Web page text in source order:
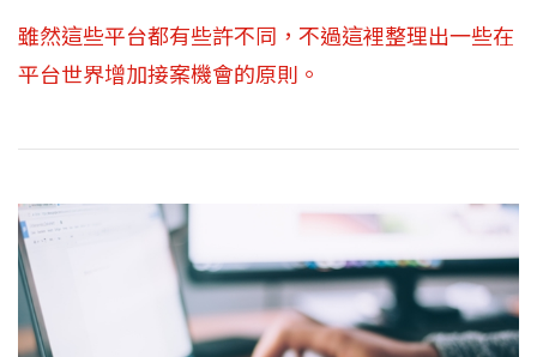
雖然這些平台都有些許不同，不過這裡整理出一些在
平台世界增加接案機會的原則。